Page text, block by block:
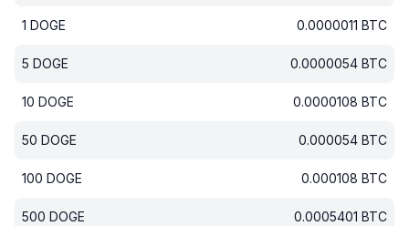
1 DOGE 0.0000011 BTC
5 DOGE 0.0000054 BTC
10 DOGE 0.0000108 BTC
50 DOGE 0.000054 BTC
100 DOGE 0.000108 BTC
500 DOGE 0.0005401 BTC